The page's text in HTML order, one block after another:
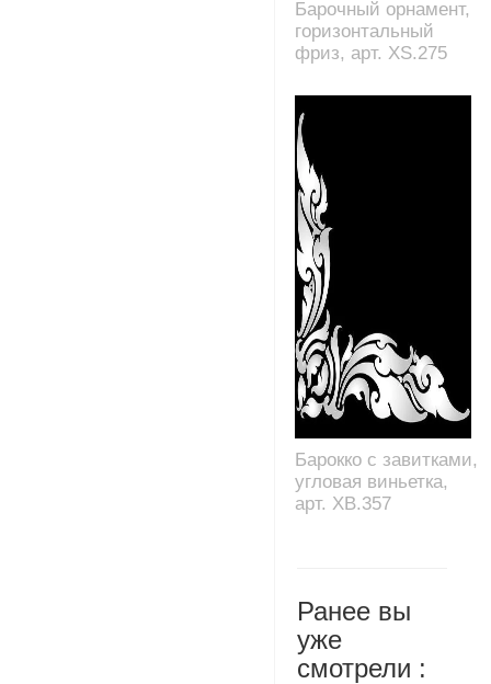
Барочный орнамент,
горизонтальный
фриз, арт. XS.275
Барокко с завитками,
угловая виньетка,
арт. XB.357
Ранее вы
уже
смотрели :